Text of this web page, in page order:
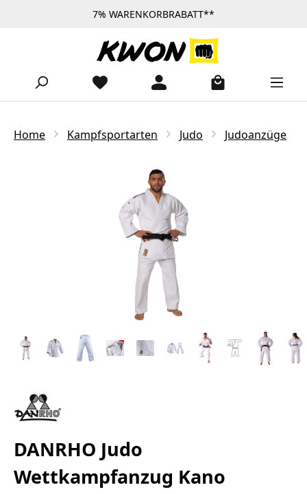
Zum Hauptinhalt springen7% WARENKORBRABATT**
Home Kampfsportarten Judo Judoanzüge
DANRHO Judo
Wettkampfanzug Kano